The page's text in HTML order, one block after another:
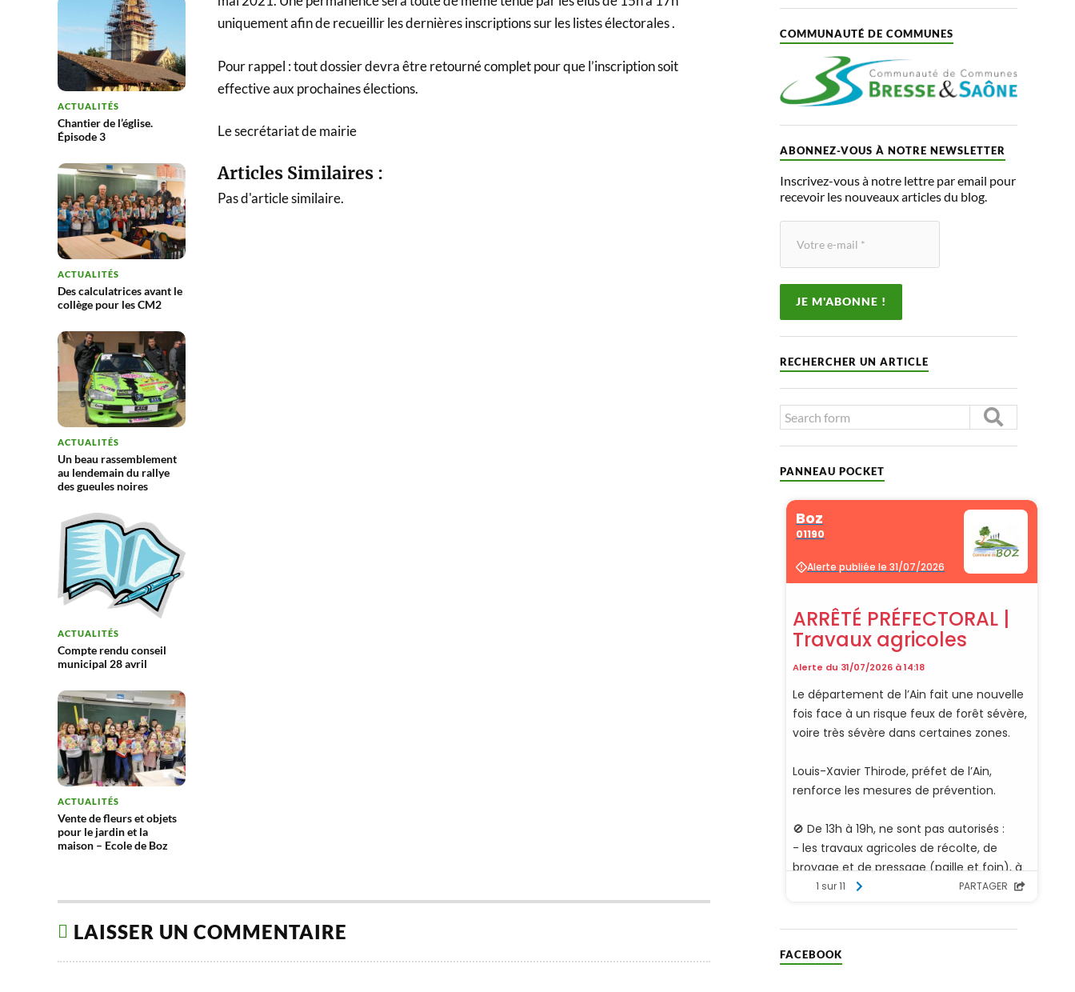
ACTUALITÉS
Chantier de l’église.
Épisode 3
ACTUALITÉS
Des calculatrices avant le
collège pour les CM2
ACTUALITÉS
Un beau rassemblement
au lendemain du rallye
des gueules noires
ACTUALITÉS
Compte rendu conseil
municipal 28 avril
ACTUALITÉS
Vente de fleurs et objets
pour le jardin et la
maison – Ecole de Boz
uniquement afin de recueillir les dernières inscriptions sur les listes électorales .
Pour rappel : tout dossier devra être retourné complet pour que l’inscription soit
effective aux prochaines élections.
Le secrétariat de mairie
Articles Similaires :
Pas d'article similaire.
LAISSER UN COMMENTAIRE
COMMUNAUTÉ DE COMMUNES
ABONNEZ-VOUS À NOTRE NEWSLETTER
Inscrivez-vous à notre lettre par email pour
recevoir les nouveaux articles du blog.
RECHERCHER UN ARTICLE
PANNEAU POCKET
FACEBOOK